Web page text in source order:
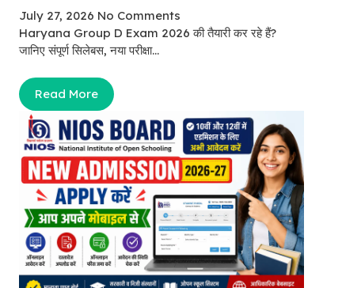
July 27, 2026 No Comments
Haryana Group D Exam 2026 की तैयारी कर रहे हैं?
जानिए संपूर्ण सिलेबस, नया परीक्षा...
Read More